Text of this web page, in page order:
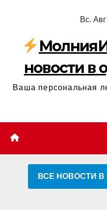
содержимому
Вс.
новости в
Ваша персональная
ВСЕ НОВОСТИ